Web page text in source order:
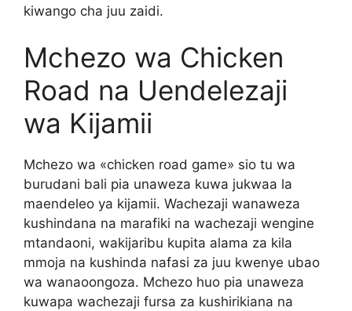
kiwango cha juu zaidi.
Mchezo wa Chicken
Road na Uendelezaji
wa Kijamii
Mchezo wa «chicken road game» sio tu wa
burudani bali pia unaweza kuwa jukwaa la
maendeleo ya kijamii. Wachezaji wanaweza
kushindana na marafiki na wachezaji wengine
mtandaoni, wakijaribu kupita alama za kila
mmoja na kushinda nafasi za juu kwenye ubao
wa wanaoongoza. Mchezo huo pia unaweza
kuwapa wachezaji fursa za kushirikiana na